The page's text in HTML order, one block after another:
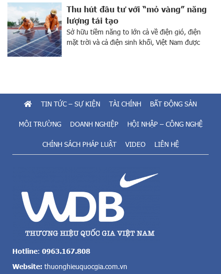
Thu hút đầu tư với “mỏ vàng” năng
lượng tái tạo
Sở hữu tiềm năng to lớn cả về điện gió, điện
mặt trời và cả điện sinh khối, Việt Nam được
TIN TỨC – SỰ KIỆN TÀI CHÍNH BẤT ĐỘNG SẢN
MÔI TRƯỜNG DOANH NGHIỆP HỘI NHẬP – CÔNG NGHỆ
CHÍNH SÁCH PHÁP LUẬT VIDEO LIÊN HỆ
Hotline: 0963.167.808
Website: thuonghieuquocgia.com.vn